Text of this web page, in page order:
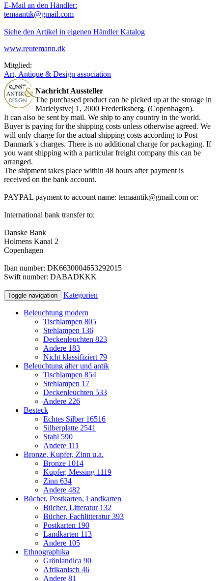
E-Mail an den Händler:
temaantik@gmail.com
Siehe den Artikel in eigenen Händler Katalog
www.reutemann.dk
Mitglied:
Art, Antique & Design association
Nachricht Aussteller
The purchased product can be picked up at the storage in
Marielystvej 1, 2000 Frederiksberg. (Copenhagen).
It can also be sent by mail. We ship to any country in the world.
Buyer is paying for the shipping costs unless otherwise agreed. We
will only charge for the actual shipping costs according to Post
Danmark´s charges. There is no additional charge for packaging. If
you want shipping with a particular freight company this can be
arranged.
The shipment takes place within 48 hours after payment is
received on the bank account.
PAYPAL payment to account name: temaantik@gmail.com or:
International bank transfer to:
Danske Bank
Holmens Kanal 2
Copenhagen
Iban number: DK6630004653292015
Swift number: DABADKKK
Toggle navigation Kategorien
Beleuchtung modern
Tischlampen 805
Stehlampen 136
Deckenleuchten 823
Andere 183
Nicht klassifiziert 79
Beleuchtung älter und antik
Tischlampen 854
Stehlampen 17
Deckenleuchten 533
Andere 226
Besteck
Echtes Silber 16516
Silberplatte 2541
Stahl 590
Andere 111
Bronze, Kupfer, Zinn u.a.
Bronze 1014
Kupfer, Messing 1119
Zinn 634
Andere 482
Bücher, Postkarten, Landkarten
Bücher, Litteratur 132
Bücher, Fachlitteratur393
Postkarten 190
Landkarten 113
Andere 105
Ethnographika
Grönlandica 90
Afrikanisch 46
Andere 81